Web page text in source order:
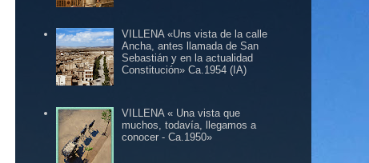
VILLENA «Uns vista de la calle
Ancha, antes llamada de San
Sebastián y en la actualidad
Constitución» Ca.1954 (IA)
VILLENA « Una vista que
muchos, todavía, llegamos a
conocer - Ca.1950»